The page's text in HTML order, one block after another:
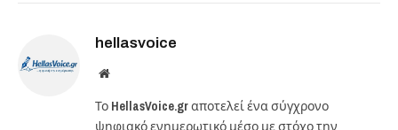
hellasvoice
Website
Το HellasVoice.grαποτελεί ένα σύγχρονο
ψηφιακό ενημερωτικό μέσο με στόχο την